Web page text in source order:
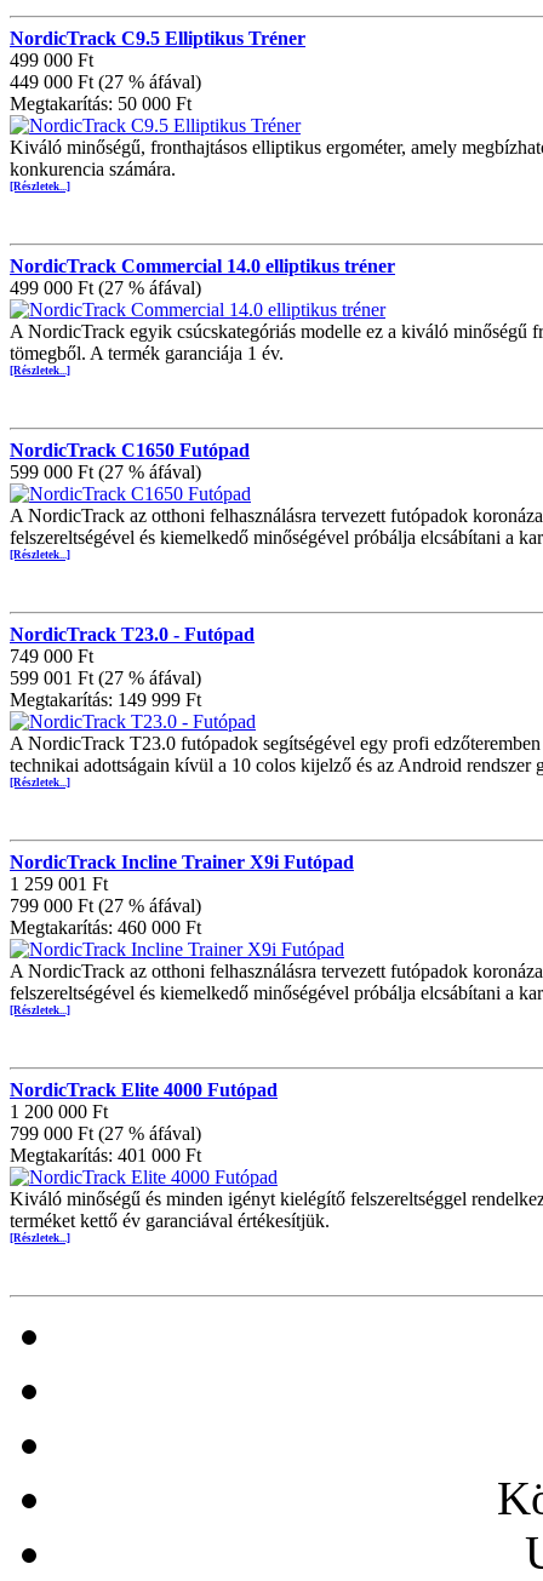
NordicTrack C9.5 Elliptikus Tréner
499 000 Ft
449 000 Ft (27 % áfával)
Megtakarítás: 50 000 Ft
Kiváló minőségű, fronthajtásos elliptikus ergométer, amely
konkurencia számára.
[Részletek...]
NordicTrack Commercial 14.0 elliptikus tréner
499 000 Ft (27 % áfával)
A NordicTrack egyik csúcskategóriás modelle ez a kiváló minőségű
tömegből. A termék garanciája 1 év.
[Részletek...]
NordicTrack C1650 Futópad
599 000 Ft (27 % áfával)
A NordicTrack az otthoni felhasználásra tervezett futópadok
felszereltségével és kiemelkedő minőségével próbálja elcsábítani a
[Részletek...]
NordicTrack T23.0 - Futópad
749 000 Ft
599 001 Ft (27 % áfával)
Megtakarítás: 149 999 Ft
A NordicTrack T23.0 futópadok segítségével egy profi
technikai adottságain kívül a 10 colos kijelző és az Android rendszer
[Részletek...]
NordicTrack Incline Trainer X9i Futópad
1 259 001 Ft
799 000 Ft (27 % áfával)
Megtakarítás: 460 000 Ft
A NordicTrack az otthoni felhasználásra tervezett futópadok
felszereltségével és kiemelkedő minőségével próbálja elcsábítani a
[Részletek...]
NordicTrack Elite 4000 Futópad
1 200 000 Ft
799 000 Ft (27 % áfával)
Megtakarítás: 401 000 Ft
Kiváló minőségű és minden igényt kielégítő felszereltséggel
terméket kettő év garanciával értékesítjük.
[Részletek...]